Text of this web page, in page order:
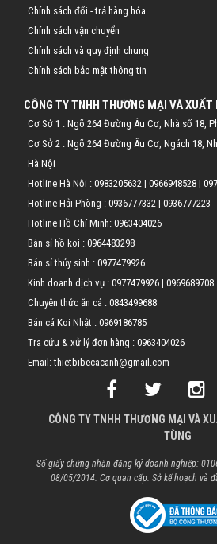
Chính sách đổi - trả hàng hóa
Chính sách vận chuyển
Chính sách và quy định chung
Chính sách bảo mật thông tin
CÔNG TY TNHH THƯƠNG MẠI VÀ
Cơ Sở 1 : Ngõ 264 Đường Âu Cơ, Nhà số 18,
Cơ Sở 2 : Ngõ 264 Đường Âu Cơ, Ngách 18,
Hà Nội
Hotline Hà Nội : 0983205632 | 0966948528 |
Hotline Hải Phòng : 0936777332 | 0936777223
Hotline Hồ Chí Minh: 0963404026
Bán sỉ hồ koi : 0964483298
Bán sỉ thủy sinh : 0977479926
Kinh doanh dịch vụ : 0977479926 | 0969689708
Chuyên thức ăn cá : 0843499688
Bán cá Koi Nhật : 0969186785
Tra cứu & xử lý đơn hàng : 0963404026
Email: thietbibecacanh@gmail.com
CÔNG TY TNHH THƯƠNG MẠI VÀ
TÙNG
Số giấy chứng nhận đăng ký doanh nghiệp:
08/05/2014. Cơ quan cấp: Sở kế hoạch và